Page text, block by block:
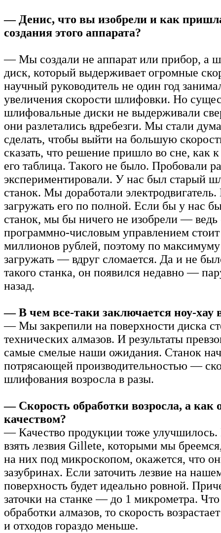
— Денис, что вы изобрели и как
создания этого аппарата?
— Мы создали не аппарат или прибор, а
диск, который выдерживает огромные
научный руководитель не один год
увеличения скорости шлифовки. Но
шлифовальные диски не выдерживали
они разлетались вдребезги. Мы стали
сделать, чтобы выйти на большую
сказать, что решение пришло во сне, как
его таблица. Такого не было. Пробовали
экспериментировали. У нас был старый
станок. Мы доработали
загружать его по полной. Если бы у нас
станок, мы бы ничего не изобрели — ведь
программно-числовым управлением стоит
миллионов рублей, поэтому по
загружать — вдруг сломается. Да и не
такого станка, он появился недавно —
назад.
— В чем все-таки заключается ноу-хау
— Мы закрепили на поверхности диска
технических алмазов. И результаты
самые смелые наши ожидания. Станок
потрясающей производительностью —
шлифования возросла в разы.
— Скорость обработки возросла, а как
качеством?
— Качество продукции тоже улучшилось.
взять лезвия Gillete, которыми мы
на них под микроскопом, окажется, что
зазубринах. Если заточить лезвие на
поверхность будет идеально ровной.
заточки на станке — до 1 микрометра. Что
обработки алмазов, то скорость
и отходов гораздо меньше.